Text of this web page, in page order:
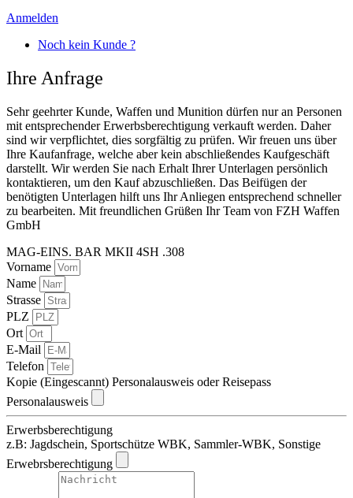
Anmelden
Noch kein Kunde ?
Ihre Anfrage
Sehr geehrter Kunde, Waffen und Munition dürfen nur an Personen
mit entsprechender Erwerbsberechtigung verkauft werden. Daher
sind wir verpflichtet, dies sorgfältig zu prüfen. Wir freuen uns über
Ihre Kaufanfrage, welche aber kein abschließendes Kaufgeschäft
darstellt. Wir werden Sie nach Erhalt Ihrer Unterlagen persönlich
kontaktieren, um den Kauf abzuschließen. Das Beifügen der
benötigten Unterlagen hilft uns Ihr Anliegen entsprechend schneller
zu bearbeiten. Mit freundlichen Grüßen Ihr Team von FZH Waffen
GmbH
MAG-EINS. BAR MKII 4SH .308
Vorname
Name
Strasse
PLZ
Ort
E-Mail
Telefon
Kopie (Eingescannt) Personalausweis oder Reisepass
Personalausweis
Erwerbsberechtigung
z.B: Jagdschein, Sportschütze WBK, Sammler-WBK, Sonstige
Erwebrsberechtigung